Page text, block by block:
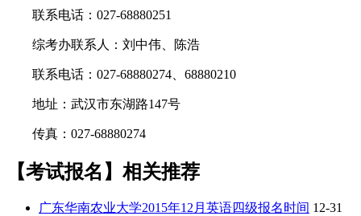
联系电话：027-68880251
综考办联系人：刘中伟、陈浩
联系电话：027-68880274、68880210
地址：武汉市东湖路147号
传真：027-68880274
【考试报名】相关推荐
广东华南农业大学2015年12月英语四级报名时间 12-31